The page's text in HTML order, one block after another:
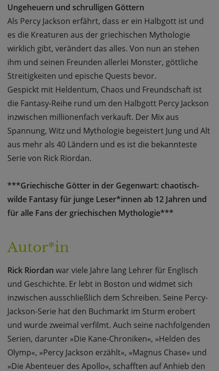
Ungeheuern und schrulligen Göttern
Als Percy Jackson erfährt, dass er ein Halbgott ist und
es die Kreaturen aus der griechischen Mythologie
wirklich gibt, verändert das alles. Von nun an stehen
ihm und seinen Freunden allerlei Monster, göttliche
Streitigkeiten und epische Quests bevor.
Gespickt mit Heldentum, Chaos und Freundschaft ist
die Fantasy-Reihe rund um den Halbgott Percy Jackson
inzwischen millionenfach verkauft. Der Mix aus
Spannung, Witz und Mythologie begeistert Jung und Alt
aus mehr als 40 Ländern und es ist die bekannteste
Serie von Rick Riordan.
***Griechische Götter in der Gegenwart: chaotisch-
wilde Fantasy für junge Leser*innen ab 12 Jahren und
für alle Fans der griechischen Mythologie***
Autor*in
Rick Riordan war viele Jahre lang Lehrer für Englisch
und Geschichte. Er lebt in Boston und widmet sich
inzwischen ausschließlich dem Schreiben. Seine Percy-
Jackson-Serie hat den Buchmarkt im Sturm erobert
und wurde zweimal verfilmt. Auch seine nachfolgenden
Serien, darunter »Die Kane-Chroniken«, »Helden des
Olymp«, »Percy Jackson erzählt«, »Magnus Chase« und
»Die Abenteuer des Apollo«, schafften auf Anhieb den